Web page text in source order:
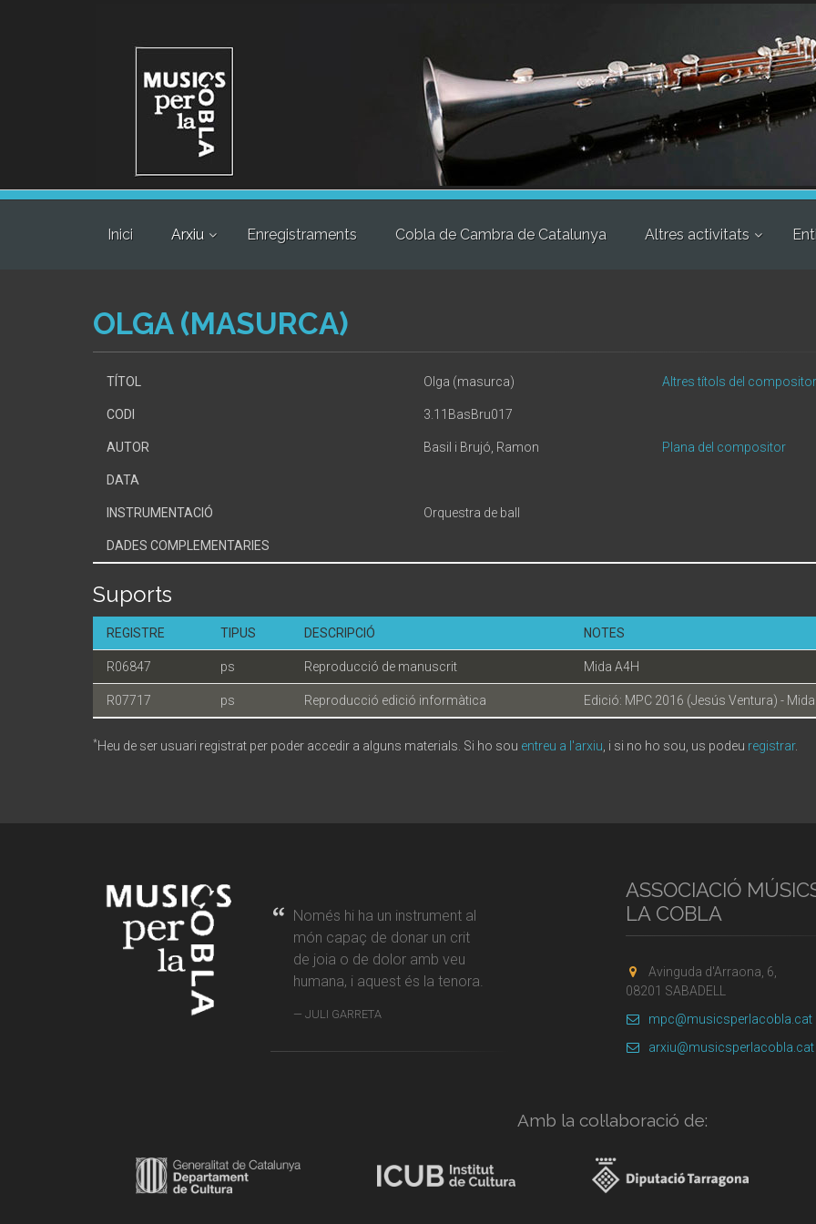
Inici Arxiu Enregistraments Cobla de Cambra de Catalunya Altres activitats
OLGA (MASURCA)
TÍTOL Olga (masurca) Altres títols del compositor
CODI 3.11BasBru017
AUTOR Basil i Brujó, Ramon Plana del compositor
DATA
INSTRUMENTACIÓ Orquestra de ball
DADES COMPLEMENTARIES
Suports
REGISTRE TIPUS DESCRIPCIÓ NOTES
R06847 ps Reproducció de manuscrit Mida A4H
R07717 ps Reproducció edició informàtica Edició: MPC 2016 (Jesús Ventura) - Mida
*Heu de ser usuari registrat per poder accedir a alguns materials. Si ho sou entreu a l'arxiu , i si no ho sou, us podeu registrar.
Només hi ha un instrument al
món capaç de donar un crit
de joia o de dolor amb veu
humana, i aquest és la tenora.
JULI GARRETA
ASSOCIACIÓ
LA COBLA
Avinguda d'Arraona, 6,
08201 SABADELL
mpc@musicsperlacobla.cat
arxiu@musicsperlacobla.cat
Amb la col·laboració de: